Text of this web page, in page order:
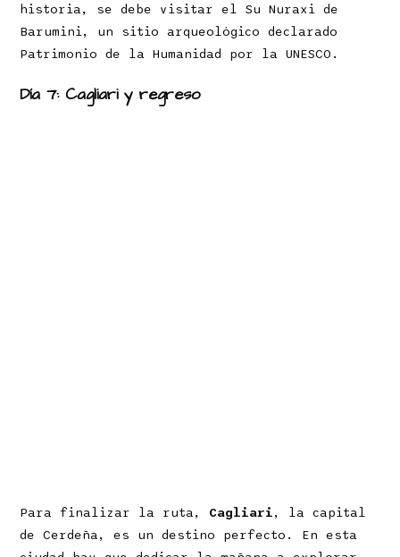
historia, se debe visitar el Su Nuraxi de
Barumini, un sitio arqueológico declarado
Patrimonio de la Humanidad por la UNESCO.
Día 7: Cagliari y regreso
Para finalizar la ruta, Cagliari, la capital
de Cerdeña, es un destino perfecto. En esta